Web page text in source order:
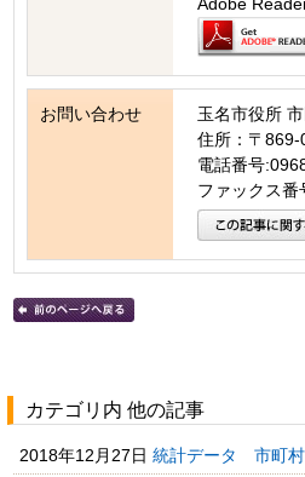
お問い合わせ
玉名市役所
住所：〒
電話番号
ファックス
カテゴリ内 他の記事
2018年12月27日 統計データ 市町